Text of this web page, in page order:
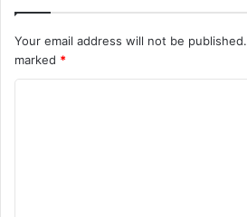
Your email address will not be published.
marked *